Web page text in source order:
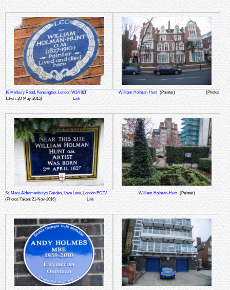
18 Melbury Road, Kensington, London W14 8LT William Holman-Hunt (Painter)
(Photos
Taken: 20-May-2015)
Link
St. Mary Aldermanburys Garden, Love Lane, London EC2V William Holman-Hunt (Painter)
(Photos Taken: 21-Nov-2016)
Link